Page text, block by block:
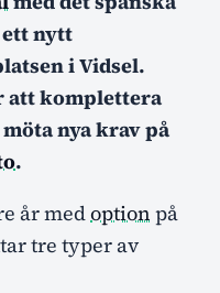
ett nytt
i Vidsel.
att komplettera
nya krav på
.
år medoption på
tre typer av